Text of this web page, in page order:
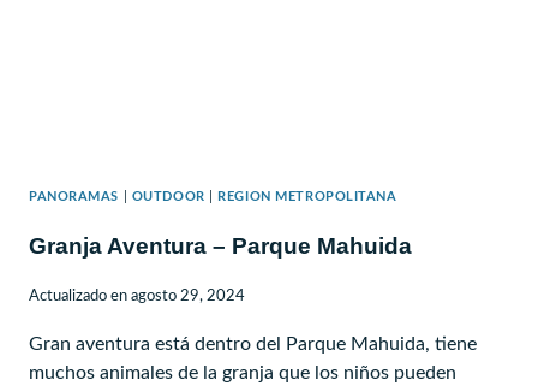
PANORAMAS OUTDOOR REGION METROPOLITANA
Granja Aventura – Parque Mahuida
Actualizado en agosto 29, 2024
Gran aventura está dentro del Parque Mahuida, tiene
muchos animales de la granja que los niños pueden